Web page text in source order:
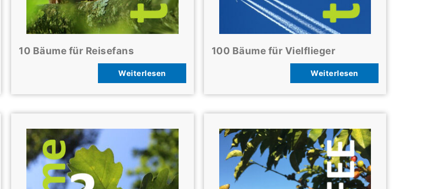
10 Bäume für Reisefans
Weiterlesen
100 Bäume für Vielflieger
Weiterlesen